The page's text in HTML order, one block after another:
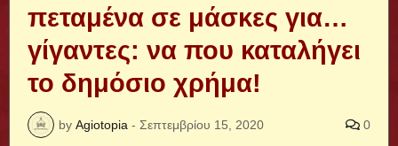
πεταμένα σε μάσκες για…
γίγαντες: να που καταλήγει
το δημόσιο χρήμα!
by Agiotopia - Σεπτεμβρίου 15, 2020 0